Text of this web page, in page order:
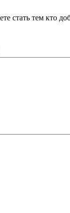
стать тем кто